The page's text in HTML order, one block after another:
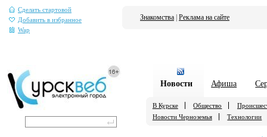
Сделать стартовой
Добавить в избранное
Wap
Знакомства Реклама на сайте
Новости Афиша
В Курске Общество
Новости Черноземья
Технологии